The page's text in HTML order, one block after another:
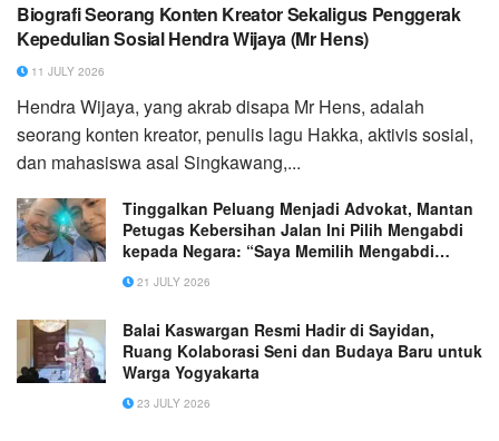
Biografi Seorang Konten Kreator Sekaligus Penggerak
Kepedulian Sosial Hendra Wijaya (Mr Hens)
11 JULY 2026
Hendra Wijaya, yang akrab disapa Mr Hens, adalah
seorang konten kreator, penulis lagu Hakka, aktivis sosial,
dan mahasiswa asal Singkawang,...
Tinggalkan Peluang Menjadi Advokat, Mantan
Petugas Kebersihan Jalan Ini Pilih Mengabdi
kepada Negara: “Saya Memilih Mengabdi
untuk NKRI”
21 JULY 2026
Balai Kaswargan Resmi Hadir di Sayidan,
Ruang Kolaborasi Seni dan Budaya Baru untuk
Warga Yogyakarta
23 JULY 2026